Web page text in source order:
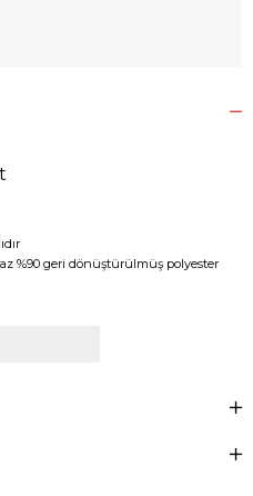
%90 geri dönüştürülmüş polyester